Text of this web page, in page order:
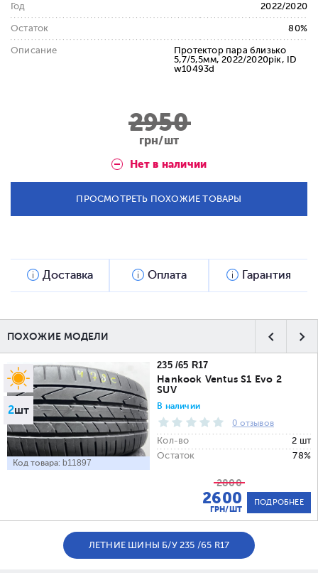
Год 2022/2020
Остаток 80%
Описание
Протектор пара близько
5,7/5,5мм, 2022/2020рік, ID
w10493d
2950
грн/шт
Нет в наличии
ПРОСМОТРЕТЬ ПОХОЖИЕ ТОВАРЫ
Доставка Оплата Гарантия
ПОХОЖИЕ МОДЕЛИ
2шт
Код товара: b11897
235 /65 R17
Hankook Ventus S1 Evo 2
SUV
В наличии
0 отзывов
Кол-во
2 шт
Остаток
78%
2800
2600
ГРН/ШТ
ПОДРОБНЕЕ
ЛЕТНИЕ ШИНЫ Б/У 235 /65 R17